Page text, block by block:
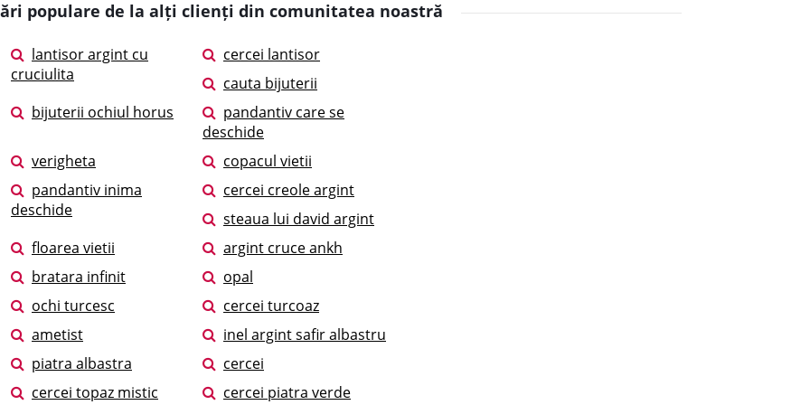
populare de la alți clienți din comunitatea noastră
lantisor argint cu
cruciulita
cercei lantisor
cauta bijuterii
bijuterii ochiul horus
pandantiv care se
deschide
verigheta
copacul vietii
pandantiv inima
deschide
cercei creole argint
steaua lui david argint
floarea vietii
argint cruce ankh
bratara infinit
opal
ochi turcesc
cercei turcoaz
ametist
inel argint safir albastru
piatra albastra
cercei
cercei topaz mistic
cercei piatra verde